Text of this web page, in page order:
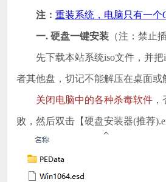
注： 重装系统，电脑只有一个
一. 硬盘一键安装（注：禁止
先下载本站系统iso文件，并把
者其他盘，切记不能解压在桌面或
关闭电脑中的各种杀毒软件，
败，然后双击【硬盘安装器(推荐